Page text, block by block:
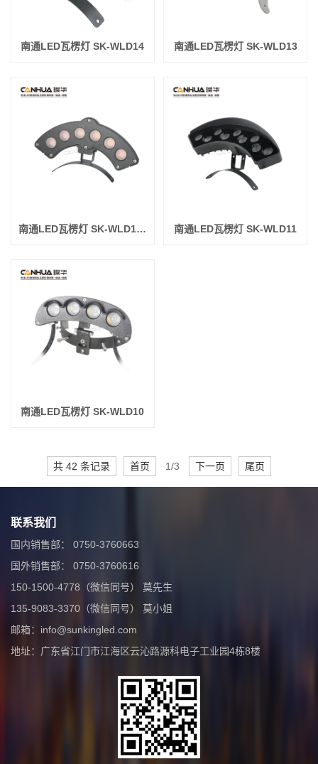
南通LED瓦楞灯 SK-WLD14 南通LED瓦楞灯 SK-WLD13
南通LED瓦楞灯 SK-WLD12双面发光 南通LED瓦楞灯 SK-WLD11
南通LED瓦楞灯 SK-WLD10
共 42 条记录 首页 1/3 下一页 尾页
联系我们
国内销售部： 0750-3760663
国外销售部： 0750-3760616
150-1500-4778（微信同号） 莫先生
135-9083-3370（微信同号） 莫小姐
邮箱：info@sunkingled.com
地址：广东省江门市江海区云沁路源科电子工业园4栋8楼